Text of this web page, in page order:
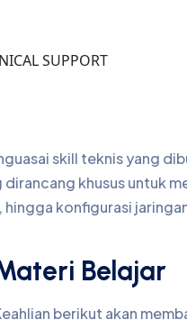
skill teknis yang
khusus untuk
konfigurasi
Belajar
berikut akan